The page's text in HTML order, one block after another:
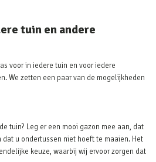
tuin en andere
voor in iedere tuin en voor iedere
We zetten een paar van de mogelijkheden
tuin? Leg er een mooi gazon mee aan, dat
u ondertussen niet hoeft te maaien. Het
keuze, waarbij wij ervoor zorgen dat